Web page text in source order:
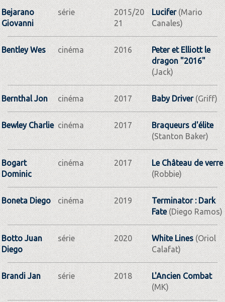
Bejarano
Giovanni
série
2015/20
21
Lucifer(Mario
Canales)
Bentley Wes cinéma 2016
Peter et Elliott le
dragon "2016"
(Jack)
Bernthal Jon cinéma 2017 Baby Driver(Griff)
Bewley Charlie cinéma 2017
Braqueurs d'élite
(Stanton Baker)
Bogart
Dominic
cinéma 2017
Le Château de verre
(Robbie)
Boneta Diego cinéma 2019
Terminator : Dark
Fate(Diego Ramos)
Botto Juan
Diego
série 2020 White Lines(Oriol
Calafat)
Brandi Jan série 2018
L'Ancien Combat
(MK)